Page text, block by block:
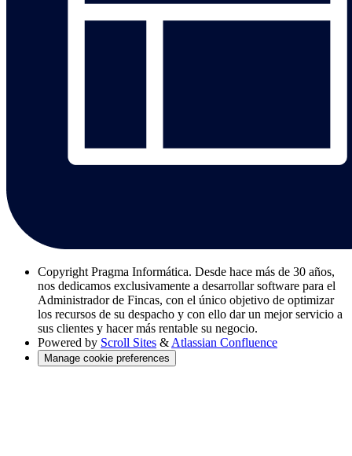
Copyright Pragma Informática. Desde hace más de 30 años,
nos dedicamos exclusivamente a desarrollar software para el
Administrador de Fincas, con el único objetivo de optimizar
los recursos de su despacho y con ello dar un mejor servicio a
sus clientes y hacer más rentable su negocio.
Powered by Scroll Sites & Atlassian Confluence
Manage cookie preferences